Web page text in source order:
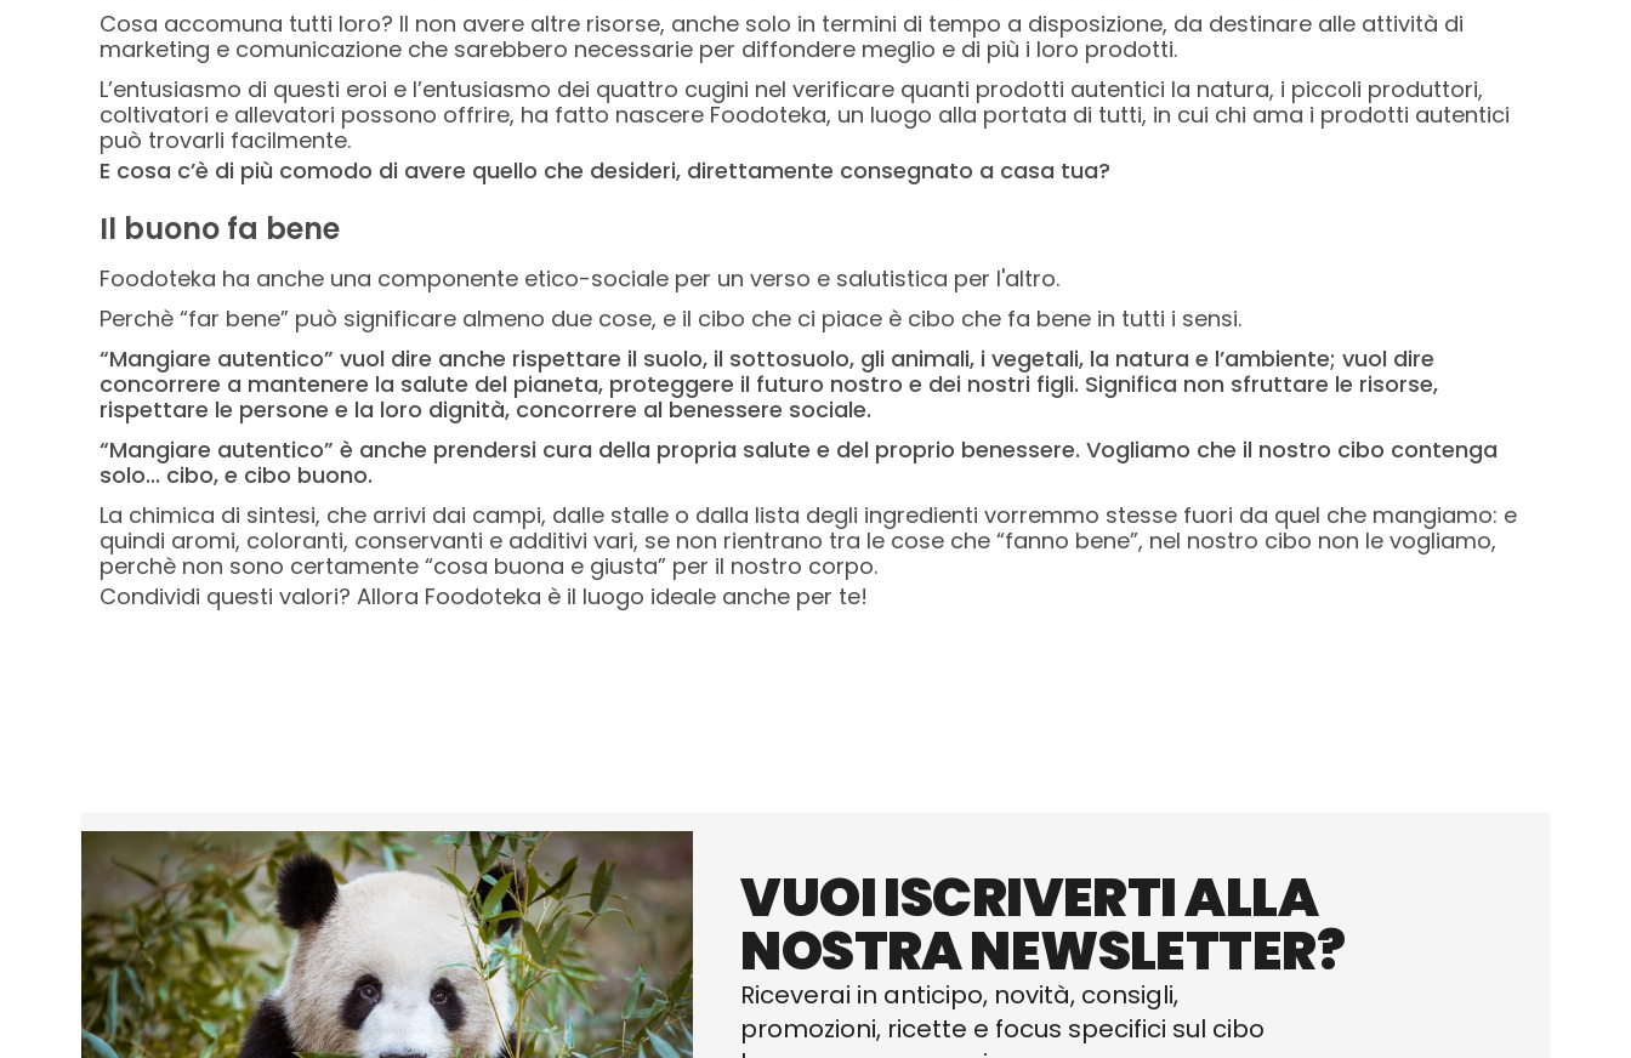
Cosa accomuna tutti loro? Il non avere altre risorse, anche solo in termini di tempo a disposizione, da destinare alle attività di
marketing e comunicazione che sarebbero necessarie per diffondere meglio e di più i loro prodotti.
L’entusiasmo di questi eroi e l’entusiasmo dei quattro cugini nel verificare quanti prodotti autentici la natura, i piccoli produttori,
coltivatori e allevatori possono offrire, ha fatto nascere Foodoteka, un luogo alla portata di tutti, in cui chi ama i prodotti autentici
può trovarli facilmente.
E cosa c’è di più comodo di avere quello che desideri, direttamente consegnato a casa tua?
Il buono fa bene
Foodoteka ha anche una componente etico-sociale per un verso e salutistica per l'altro.
Perchè “far bene” può significare almeno due cose, e il cibo che ci piace è cibo che fa bene in tutti i sensi.
“Mangiare autentico” vuol dire anche rispettare il suolo, il sottosuolo, gli animali, i vegetali, la natura e l’ambiente; vuol dire
concorrere a mantenere la salute del pianeta, proteggere il futuro nostro e dei nostri figli. Significa non sfruttare le risorse,
rispettare le persone e la loro dignità, concorrere al benessere sociale.
“Mangiare autentico” è anche prendersi cura della propria salute e del proprio benessere. Vogliamo che il nostro cibo contenga
solo... cibo, e cibo buono.
La chimica di sintesi, che arrivi dai campi, dalle stalle o dalla lista degli ingredienti vorremmo stesse fuori da quel che mangiamo: e
quindi aromi, coloranti, conservanti e additivi vari, se non rientrano tra le cose che “fanno bene”, nel nostro cibo non le vogliamo,
perchè non sono certamente “cosa buona e giusta” per il nostro corpo.
Condividi questi valori? Allora Foodoteka è il luogo ideale anche per te!
VUOI ISCRIVERTI ALLA
NOSTRA NEWSLETTER?
Riceverai in anticipo, novità, consigli,
promozioni, ricette e focus specifici sul cibo